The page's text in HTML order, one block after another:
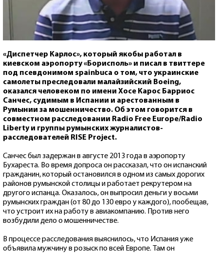
«Диспетчер Карлос», который якобы работал в
киевском аэропорту «Борисполь» и писал в твиттере
под псевдонимом spainbuca о том, что украинские
самолеты преследовали малайзийский Boeing,
оказался человеком по имени Хосе Карос Барриос
Санчес, судимым в Испании и арестованным в
Румынии за мошенничество. Об этом говорится в
совместном расследовании Radio Free Europe/Radio
Liberty и группы румынских журналистов-
расследователей RISE Project.
Санчес был задержан в августе 2013 года в аэропорту
Бухареста. Во время допроса он рассказал, что он испанский
гражданин, который остановился в одном из самых дорогих
районов румынской столицы и работает рекрутером на
другого испанца. Оказалось, он выпросил деньги у восьми
румынских граждан (от 80 до 130 евро у каждого), пообещав,
что устроит их на работу в авиакомпанию. Против него
возбудили дело о мошенничестве.
В процессе расследования выяснилось, что Испания уже
объявила мужчину в розыск по всей Европе. Там он